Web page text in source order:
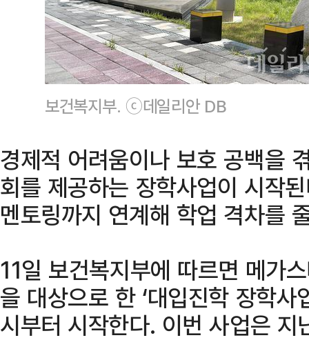
보건복지부. ⓒ데일리안 DB
경제적 어려움이나 보호 공백을
회를 제공하는 장학사업이 시작
멘토링까지 연계해 학업 격차를
11일 보건복지부에 따르면 메가
을 대상으로 한 ‘대입진학 장학
시부터 시작한다. 이번 사업은